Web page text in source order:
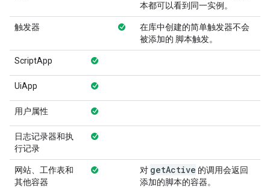
本都可以看到同一实例。
触发器
在库中创建的简单触发器不会
被添加的 脚本触发。
ScriptApp
UiApp
用户属性
日志记录器和执
行记录
网站、工作表和
其他容器
对 getActive 的调用会返回
添加的脚本的容器。